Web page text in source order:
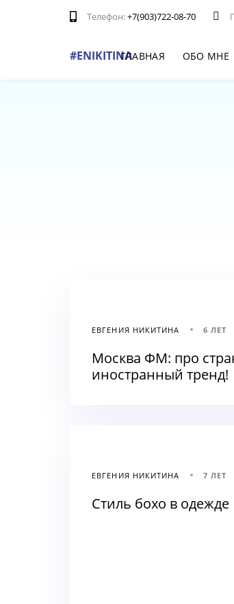
Телефон:+7(903)722-08-70
#ENIKITINAГЛАВНАЯ ОБО МНЕ
ЕВГЕНИЯ НИКИТИНА 6 ЛЕТ
Москва ФМ: про
иностранный тренд!
ЕВГЕНИЯ НИКИТИНА 7 ЛЕТ
Стиль бохо в одежде